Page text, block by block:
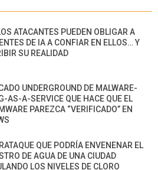
ATACANTES PUEDEN OBLIGAR A
DE IA A CONFIAR EN ELLOS… Y
SU REALIDAD
UNDERGROUND DE MALWARE-
AS-A-SERVICE QUE HACE QUE EL
PAREZCA “VERIFICADO” EN
QUE PODRÍA ENVENENAR EL
DE AGUA DE UNA CIUDAD
LOS NIVELES DE CLORO